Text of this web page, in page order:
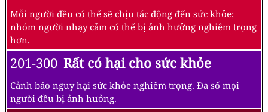
Mỗi người đều có thể sẽ chịu tác động đến sức khỏe;
nhóm người nhạy cảm có thể bị ảnh hưởng nghiêm trọng
hơn.
201-300 Rất có hại cho sức khỏe
Cảnh báo nguy hại sức khỏe nghiêm trọng. Đa số mọi
người đều bị ảnh hưởng.